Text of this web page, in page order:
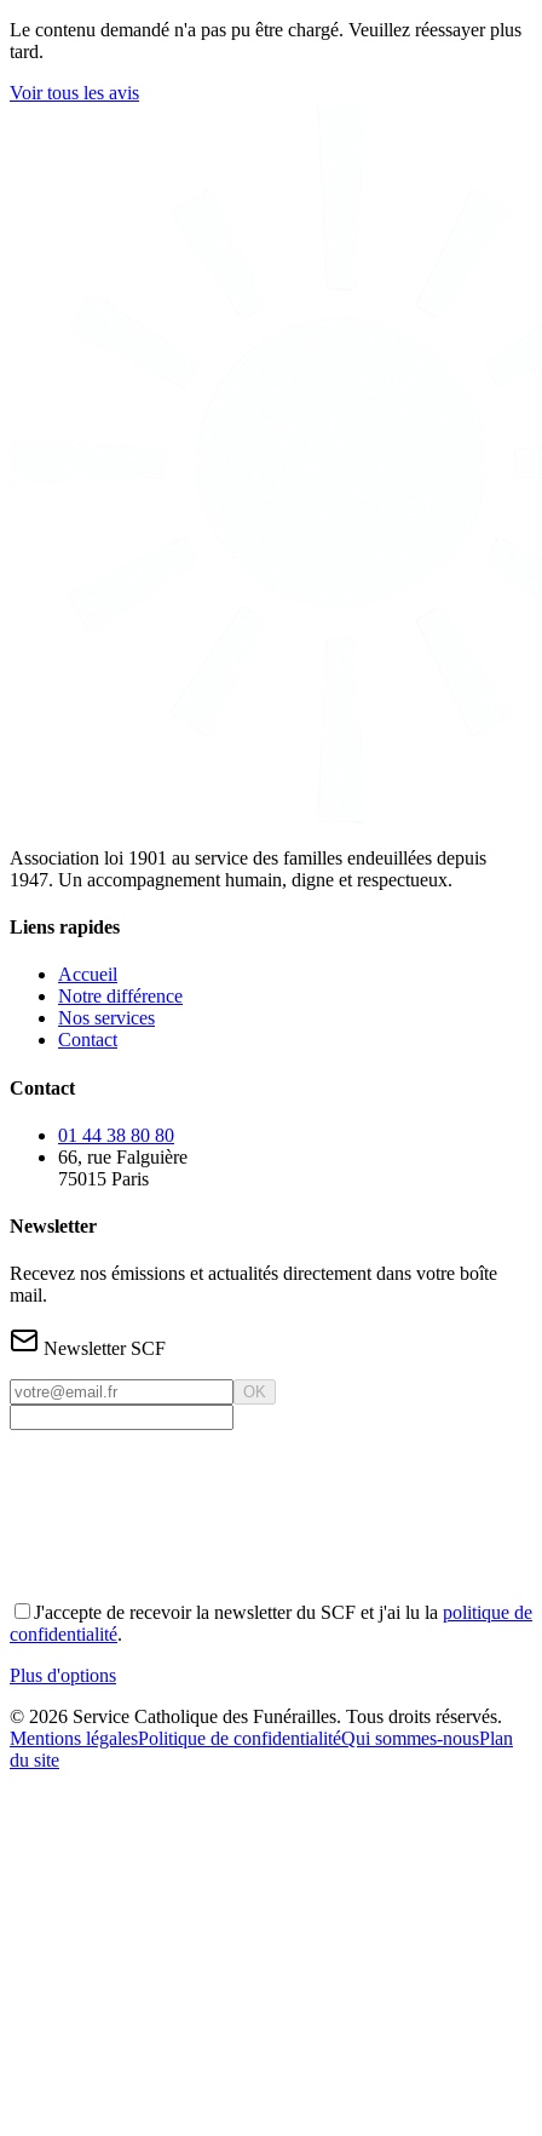
Le contenu demandé n'a pas pu être chargé. Veuillez réessayer plus
tard.
Voir tous les avis
Association loi 1901 au service des familles endeuillées depuis
1947. Un accompagnement humain, digne et respectueux.
Liens rapides
Accueil
Notre différence
Nos services
Contact
Contact
01 44 38 80 80
66, rue Falguière
75015 Paris
Newsletter
Recevez nos émissions et actualités directement dans votre boîte
mail.
Newsletter SCF
OK
J'accepte de recevoir la newsletter du SCF et j'ai lu la politique de
confidentialité.
Plus d'options
© 2026 Service Catholique des Funérailles. Tous droits réservés.
Mentions légalesPolitique de confidentialitéQui sommes-nousPlan
du site